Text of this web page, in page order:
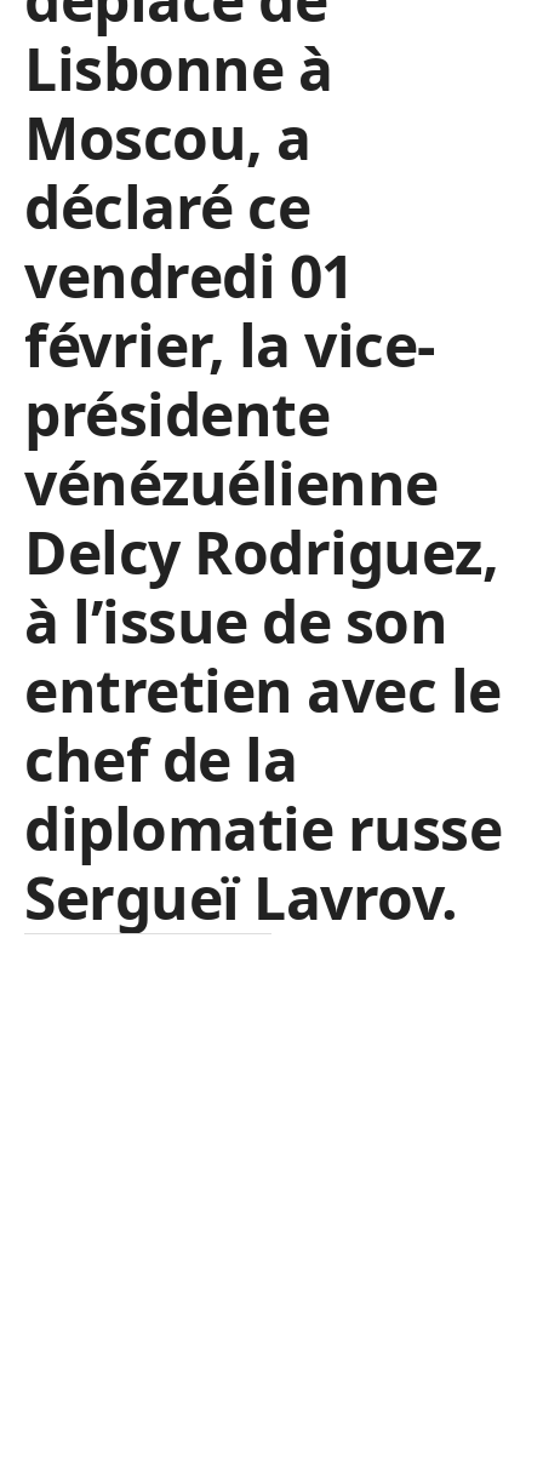
Lisbonne à
Moscou, a
déclaré ce
vendredi 01
février, la vice-
présidente
vénézuélienne
Delcy Rodriguez,
à l’issue de son
entretien avec le
chef de la
diplomatie russe
Sergueï Lavrov.